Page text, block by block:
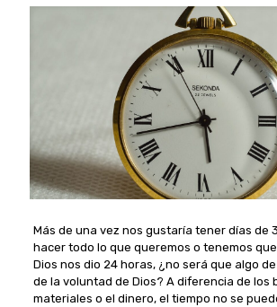
Más de una vez nos gustaría tener días de
hacer todo lo que queremos o tenemos
Dios nos dio 24 horas, ¿no será que algo
de la voluntad de Dios? A diferencia de los
materiales o el dinero, el tiempo no se